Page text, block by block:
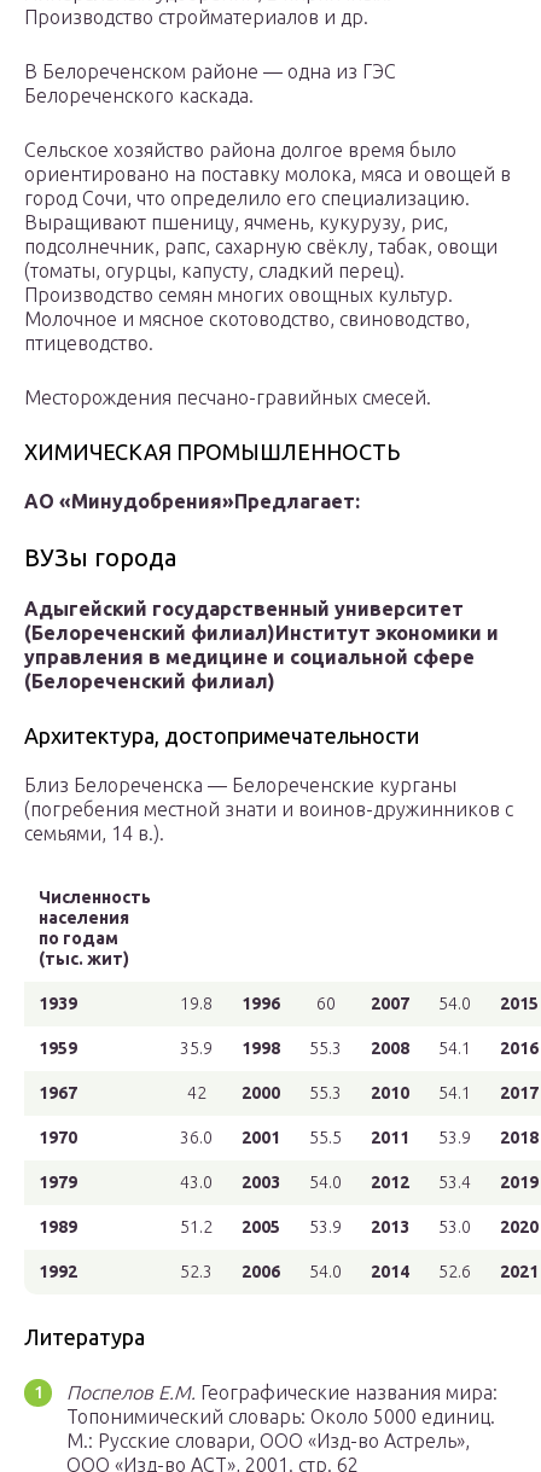
Производство стройматериалов и др.
В Белореченском районе — одна из ГЭС
Белореченского каскада.
Сельское хозяйство района долгое время было
ориентировано на поставку молока, мяса и овощей в
город Сочи, что определило его специализацию.
Выращивают пшеницу, ячмень, кукурузу, рис,
подсолнечник, рапс, сахарную свёклу, табак, овощи
(томаты, огурцы, капусту, сладкий перец).
Производство семян многих овощных культур.
Молочное и мясное скотоводство, свиноводство,
птицеводство.
Месторождения песчано-гравийных смесей.
ХИМИЧЕСКАЯ ПРОМЫШЛЕННОСТЬ
АО «Минудобрения»Предлагает:
ВУЗы города
Адыгейский государственный университет
(Белореченский филиал)Институт экономики и
управления в медицине и социальной сфере
(Белореченский филиал)
Архитектура, достопримечательности
Близ Белореченска — Белореченские курганы
(погребения местной знати и воинов-дружинников с
семьями, 14 в.).
Численность
населения
по годам
(тыс. жит)
1939 19.8 1996 60 2007 54.0 2015
1959 35.9 1998 55.3 2008 54.1 2016
1967 42 2000 55.3 2010 54.1 2017
1970 36.0 2001 55.5 2011 53.9 2018
1979 43.0 2003 54.0 2012 53.4 2019
1989 51.2 2005 53.9 2013 53.0 2020
1992 52.3 2006 54.0 2014 52.6 2021
Литература
Поспелов Е.М. Географические названия мира:
Топонимический словарь: Около 5000 единиц.
М.: Русские словари, ООО «Изд-во Астрель»,
ООО «Изд-во АСТ», 2001. стр. 62